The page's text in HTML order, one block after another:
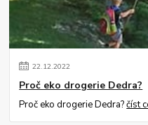
22.12.2022
Proč eko drogerie Dedra?
Proč eko drogerie Dedra?číst